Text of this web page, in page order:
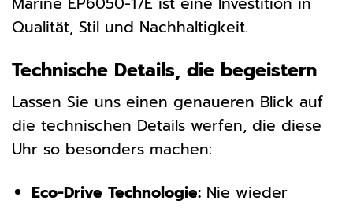
Qualität, Stil und Nachhaltigkeit.
Technische Details, die begeistern
Lassen Sie uns einen genaueren Blick auf
die technischen Details werfen, die diese
Uhr so besonders machen:
Eco-Drive Technologie:Nie wieder